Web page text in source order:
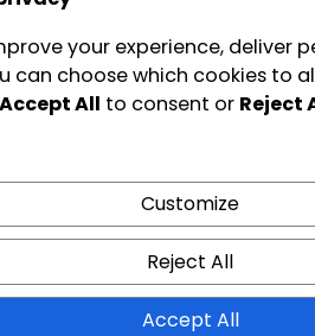
your experience, deliver
can choose which cookies to
Accept All to consent or Reject
Customize
Reject All
Accept All